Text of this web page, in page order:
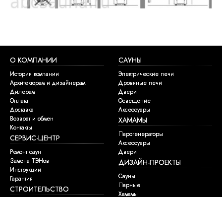
О КОМПАНИИ
История компании
Архитекторам и дизайнерам
Дилерам
Оплата
Доставка
Возврат и обмен
Контакты
САУНЫ
Электрические печи
Дровяные печи
Двери
Освещение
Аксессуары
ХАМАМЫ
Парогенераторы
Аксессуары
Двери
СЕРВИС-ЦЕНТР
Ремонт саун
Замена ТЭНов
Инструкции
Гарантия
ДИЗАЙН-ПРОЕКТЫ
Сауны
Парные
Хамамы
СТРОИТЕЛЬСТВО